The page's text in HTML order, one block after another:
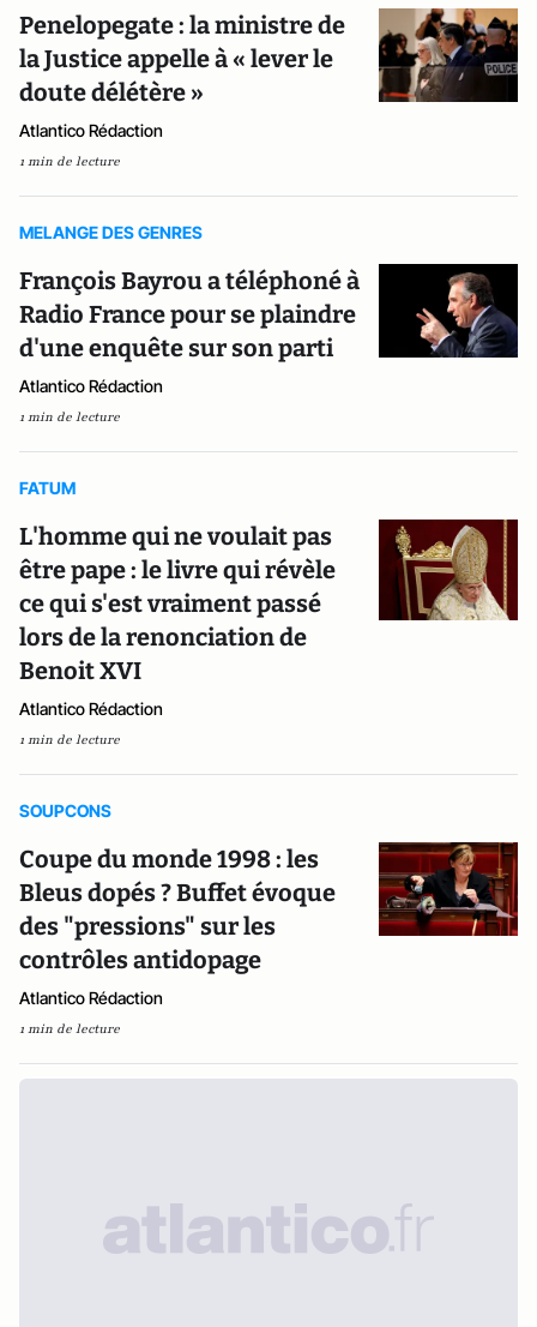
Penelopegate : la ministre de
la Justice appelle à « lever le
doute délétère »
Atlantico Rédaction
1 min de lecture
MELANGE DES GENRES
François Bayrou a téléphoné à
Radio France pour se plaindre
d'une enquête sur son parti
Atlantico Rédaction
1 min de lecture
FATUM
L'homme qui ne voulait pas
être pape : le livre qui révèle
ce qui s'est vraiment passé
lors de la renonciation de
Benoit XVI
Atlantico Rédaction
1 min de lecture
SOUPCONS
Coupe du monde 1998 : les
Bleus dopés ? Buffet évoque
des "pressions" sur les
contrôles antidopage
Atlantico Rédaction
1 min de lecture